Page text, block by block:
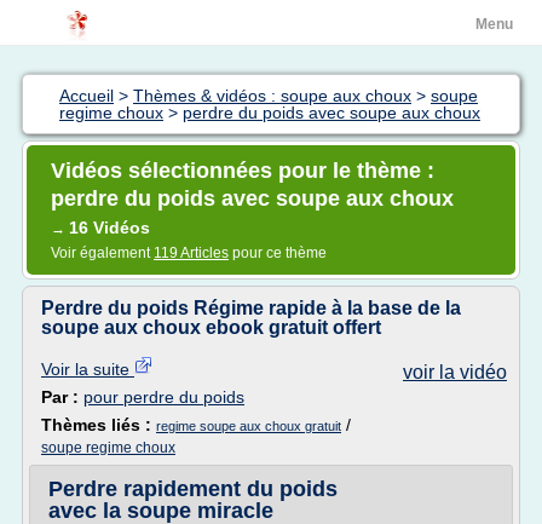
Menu
Accueil > Thèmes & vidéos : soupe aux choux > soupe
regime choux > perdre du poids avec soupe aux choux
Vidéos sélectionnées pour le thème :
perdre du poids avec soupe aux choux
→ 16 Vidéos
Voir également 119 Articles pour ce thème
Perdre du poids Régime rapide à la base de la
soupe aux choux ebook gratuit offert
voir la vidéo
Voir la suite
Par : pour perdre du poids
Thèmes liés : regime soupe aux choux gratuit /
soupe regime choux
Perdre rapidement du poids
avec la soupe miracle